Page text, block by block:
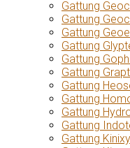
Gattung
Gattung
Gattung
Gattung
Gattung
Gattung
Gattung
Gattung
Gattung
Gattung
Gattung